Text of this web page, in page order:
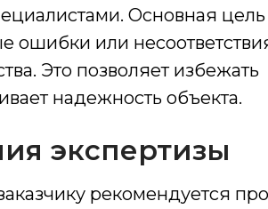
Основная цель
ошибки или
Это позволяет избежать
надежность объекта.
рекомендуется
экспертизы